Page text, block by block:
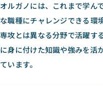
オルガノには、これまで学ん
な職種にチャレンジできる環
専攻とは異なる分野で活躍す
に身に付けた知識や強みを活
ています。